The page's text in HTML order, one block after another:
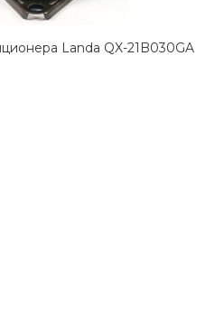
Landa QX-21B030GA